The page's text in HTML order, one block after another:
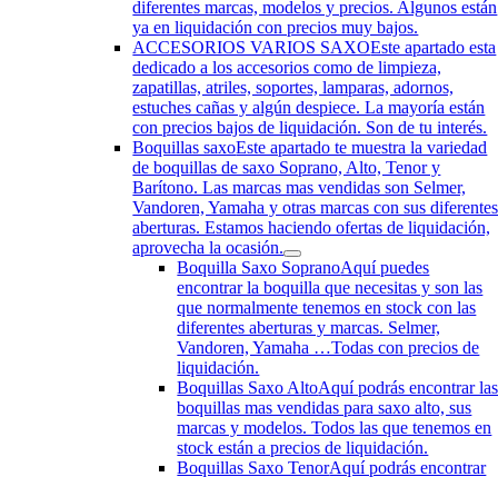
diferentes marcas, modelos y precios. Algunos están
ya en liquidación con precios muy bajos.
ACCESORIOS VARIOS SAXOEste apartado esta
dedicado a los accesorios como de limpieza,
zapatillas, atriles, soportes, lamparas, adornos,
estuches cañas y algún despiece. La mayoría están
con precios bajos de liquidación. Son de tu interés.
Boquillas saxoEste apartado te muestra la variedad
de boquillas de saxo Soprano, Alto, Tenor y
Barítono. Las marcas mas vendidas son Selmer,
Vandoren, Yamaha y otras marcas con sus diferentes
aberturas. Estamos haciendo ofertas de liquidación,
aprovecha la ocasión.
Boquilla Saxo SopranoAquí puedes
encontrar la boquilla que necesitas y son las
que normalmente tenemos en stock con las
diferentes aberturas y marcas. Selmer,
Vandoren, Yamaha …Todas con precios de
liquidación.
Boquillas Saxo AltoAquí podrás encontrar las
boquillas mas vendidas para saxo alto, sus
marcas y modelos. Todos las que tenemos en
stock están a precios de liquidación.
Boquillas Saxo TenorAquí podrás encontrar